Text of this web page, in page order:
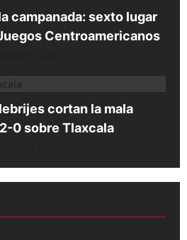
Aguirre, arrestado por presunta
Gisela Escamilla
campanada: sexto lugar
Centroamericanos
cortan la mala
0 sobre Tlaxcala